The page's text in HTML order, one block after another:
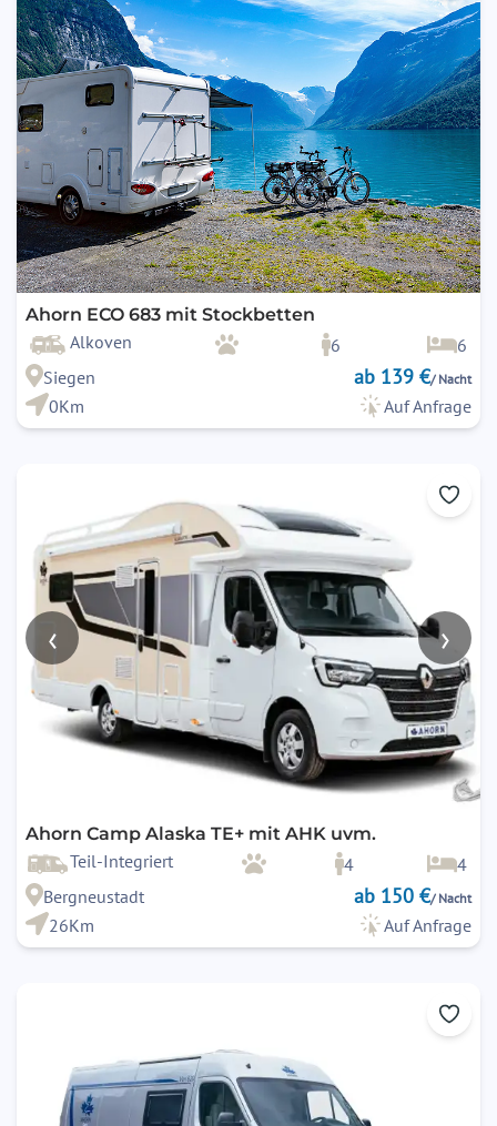
Ahorn ECO 683 mit Stockbetten
Alkoven 6
6
Siegen
ab 139 €/ Nacht
0Km Auf Anfrage
‹ ›
Ahorn Camp Alaska TE+ mit AHK uvm.
Teil-Integriert 4
4
Bergneustadt
ab 150 €/ Nacht
26Km Auf Anfrage